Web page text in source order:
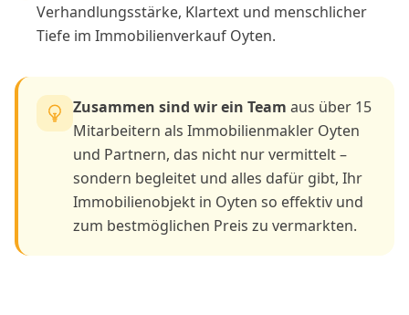
Verhandlungsstärke, Klartext und menschlicher
Tiefe im Immobilienverkauf Oyten.
Zusammen sind wir ein Team aus über 15
Mitarbeitern als Immobilienmakler Oyten
und Partnern, das nicht nur vermittelt –
sondern begleitet und alles dafür gibt, Ihr
Immobilienobjekt in Oyten so effektiv und
zum bestmöglichen Preis zu vermarkten.